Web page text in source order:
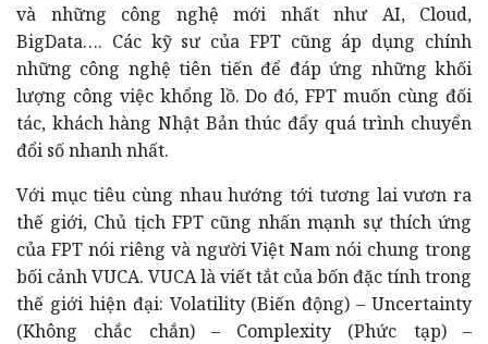
và những công nghệ mới nhất như AI, Cloud,
BigData…. Các kỹ sư của FPT cũng áp dụng chính
những công nghệ tiên tiến để đáp ứng những khối
lượng công việc khổng lồ. Do đó, FPT muốn cùng đối
tác, khách hàng Nhật Bản thúc đẩy quá trình chuyển
đổi số nhanh nhất.
Với mục tiêu cùng nhau hướng tới tương lai vươn ra
thế giới, Chủ tịch FPT cũng nhấn mạnh sự thích ứng
của FPT nói riêng và người Việt Nam nói chung trong
bối cảnh VUCA. VUCA là viết tắt của bốn đặc tính trong
thế giới hiện đại: Volatility (Biến động) – Uncertainty
(Không chắc chắn) – Complexity (Phức tạp) –